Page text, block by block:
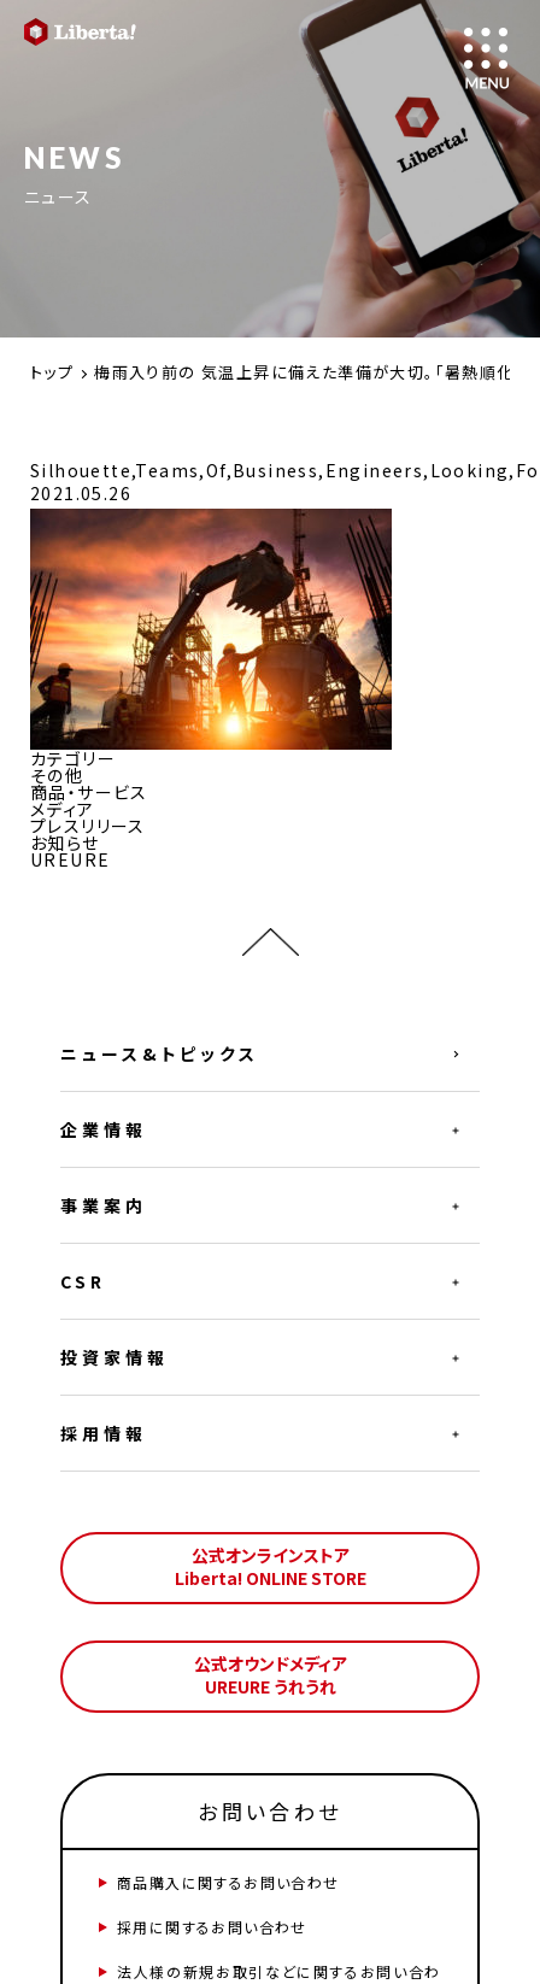
NEWS
ニュース
トップ 梅雨入り前の 気温上昇に備えた準備が大切。「暑熱順化」
2021.05.26
カテゴリー
その他
商品・サービス
メディア
プレスリリース
お知らせ
UREURE
ニュース&トピックス
企業情報
事業案内
CSR
投資家情報
採用情報
公式オンラインストア
Liberta! ONLINE STORE
公式オウンドメディア
UREURE うれうれ
お問い合わせ
商品購入に関するお問い合わせ
採用に関するお問い合わせ
法人様の新規お取引などに関するお問い合わ